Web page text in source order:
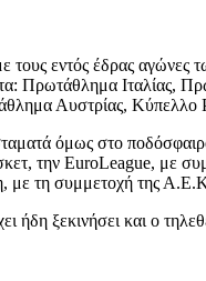
τους εντός έδρας
Πρωτάθλημα Ιταλίας,
Αυστρίας, Κύπελλο
όμως στο
την EuroLeague, με
με τη συμμετοχή της
ήδη ξεκινήσει και ο